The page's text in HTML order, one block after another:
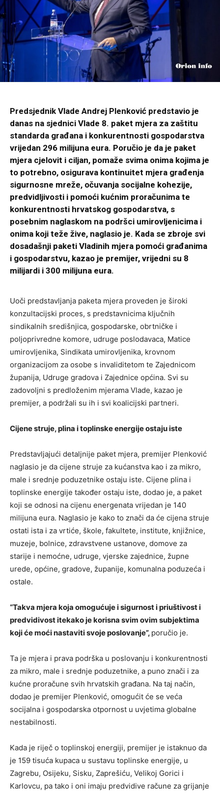
Predsjednik Vlade Andrej Plenković predstavio je
danas na sjednici Vlade 8. paket mjera za zaštitu
standarda građana i konkurentnosti gospodarstva
vrijedan 296 milijuna eura. Poručio je da je paket
mjera cjelovit i ciljan, pomaže svima onima kojima je
to potrebno, osigurava kontinuitet mjera građenja
sigurnosne mreže, očuvanja socijalne kohezije,
predvidljivosti i pomoći kućnim proračunima te
konkurentnosti hrvatskog gospodarstva, s
posebnim naglaskom na podršci umirovljenicima i
onima koji teže žive, naglasio je. Kada se zbroje svi
dosadašnji paketi Vladinih mjera pomoći građanima
i gospodarstvu, kazao je premijer, vrijedni su 8
milijardi i 300 milijuna eura.
Uoči predstavljanja paketa mjera proveden je široki
konzultacijski proces, s predstavnicima ključnih
sindikalnih središnjica, gospodarske, obrtničke i
poljoprivredne komore, udruge poslodavaca, Matice
umirovljenika, Sindikata umirovljenika, krovnom
organizacijom za osobe s invaliditetom te Zajednicom
županija, Udruge gradova i Zajednice općina. Svi su
zadovoljni s predloženim mjerama Vlade, kazao je
premijer, a podržali su ih i svi koalicijski partneri.
Cijene struje, plina i toplinske energije ostaju iste
Predstavljajući detaljnije paket mjera, premijer Plenković
naglasio je da cijene struje za kućanstva kao i za mikro,
male i srednje poduzetnike ostaju iste. Cijene plina i
toplinske energije također ostaju iste, dodao je, a paket
koji se odnosi na cijenu energenata vrijedan je 140
milijuna eura. Naglasio je kako to znači da će cijena struje
ostati ista i za vrtiće, škole, fakultete, institute, knjižnice,
muzeje, bolnice, zdravstvene ustanove, domove za
starije i nemoćne, udruge, vjerske zajednice, župne
urede, općine, gradove, županije, komunalna poduzeća i
ostale.
“Takva mjera koja omogućuje i sigurnost i priuštivost i
predvidivost itekako je korisna svim ovim subjektima
koji će moći nastaviti svoje poslovanje”, poručio je.
Ta je mjera i prava podrška u poslovanju i konkurentnosti
za mikro, male i srednje poduzetnike, a puno znači i za
kućne proračune svih hrvatskih građana. Na taj način,
dodao je premijer Plenković, omogućit će se veća
socijalna i gospodarska otpornost u uvjetima globalne
nestabilnosti.
Kada je riječ o toplinskoj energiji, premijer je istaknuo da
je 159 tisuća kupaca u sustavu toplinske energije, u
Zagrebu, Osijeku, Sisku, Zaprešiću, Velikoj Gorici i
Karlovcu, pa tako i oni imaju predvidive račune za grijanje